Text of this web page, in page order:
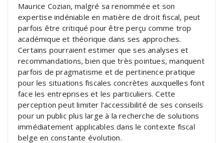
Maurice Cozian, malgré sa renommée et son
expertise indéniable en matière de droit fiscal, peut
parfois être critiqué pour être perçu comme trop
académique et théorique dans ses approches.
Certains pourraient estimer que ses analyses et
recommandations, bien que très pointues, manquent
parfois de pragmatisme et de pertinence pratique
pour les situations fiscales concrètes auxquelles font
face les entreprises et les particuliers. Cette
perception peut limiter l’accessibilité de ses conseils
pour un public plus large à la recherche de solutions
immédiatement applicables dans le contexte fiscal
belge en constante évolution.